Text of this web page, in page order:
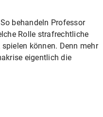
behandeln Professor
Rolle strafrechtliche
können. Denn mehr
eigentlich die